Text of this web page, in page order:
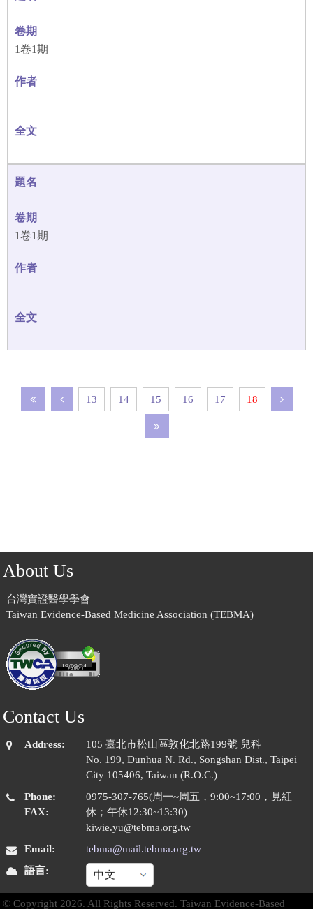
1卷1期
1卷1期
13 14 15 16 17 18
About Us
台灣實證醫學學會
Taiwan Evidence-Based Medicine Association (TEBMA)
19/09/24
Contact Us
Address:
105 臺北市松山區敦化北路199號 兒科
No. 199, Dunhua N. Rd., Songshan Dist., Taipei
City 105406, Taiwan (R.O.C.)
Phone:
FAX:
​​0975-307-765(周一~周五，9:00~17:00，見紅
休；午休12:30~13:30)
kiwie.yu@tebma.org.tw
Email:
tebma@mail.tebma.org.tw
語言:
© Copyright 2026. All Rights Reserved. Taiwan Evidence-Based